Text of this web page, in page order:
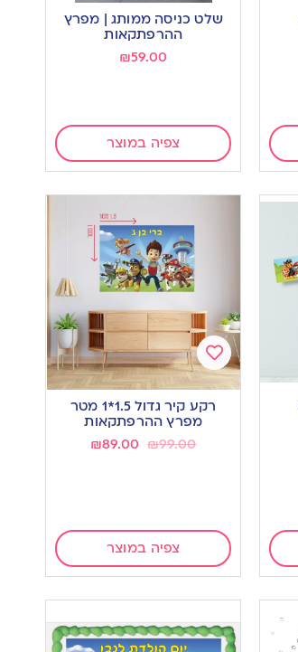
to
wishlist
שלט כניסה ממותג | מפרץ
ההרפתקאות
₪59.00
צפיה במוצר
Add
wishlist
רקע קיר גדול 1.5*1 מטר
מפרץ ההרפתקאות
₪99.00
₪89.00
צפיה במוצר